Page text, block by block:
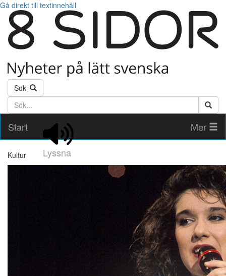
Gå direkt till textinnehåll
Sök
Söktext
Start
Lyssna
Mer
Kultur